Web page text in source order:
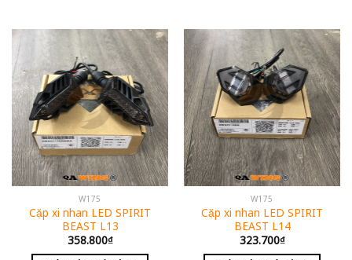
W175
Cặp xi nhan LED SPIRIT
BEAST L13
358.800₫
W175
Cặp xi nhan LED SPIRIT
BEAST L14
323.700₫